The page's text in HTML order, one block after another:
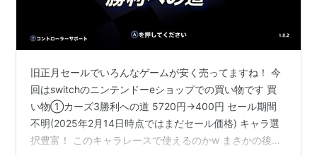
旧正月セールでいろんなゲームが安く売ってますね！ 今
回はswitchのニンテンドーeショップでの買い物です 買
い物①カーズ3勝利への道 5720円→400円 セール期間
不明(2025年2月14日時点ではまだセール価格) キャラ選
択豊富！ このキャラレースで使えるのかw まさかの後ろ